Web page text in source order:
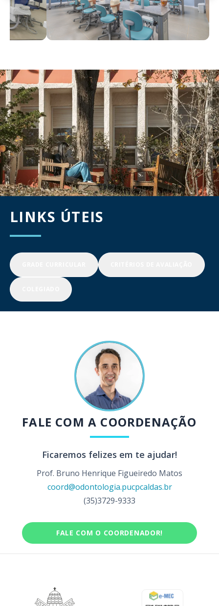
LINKS ÚTEIS
FALE COM A COORDENAÇÃO
Ficaremos felizes em te ajudar!
Prof. Bruno Henrique Figueiredo Matos
coord@odontologia.pucpcaldas.br
(35)3729-9333
FALE COM O COORDENADOR!